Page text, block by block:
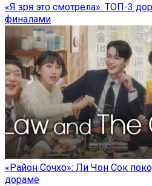
«Я зря это смотрела»: ТОП-3
финалами
«Район Сочхо»: Ли Чон Сок
дораме